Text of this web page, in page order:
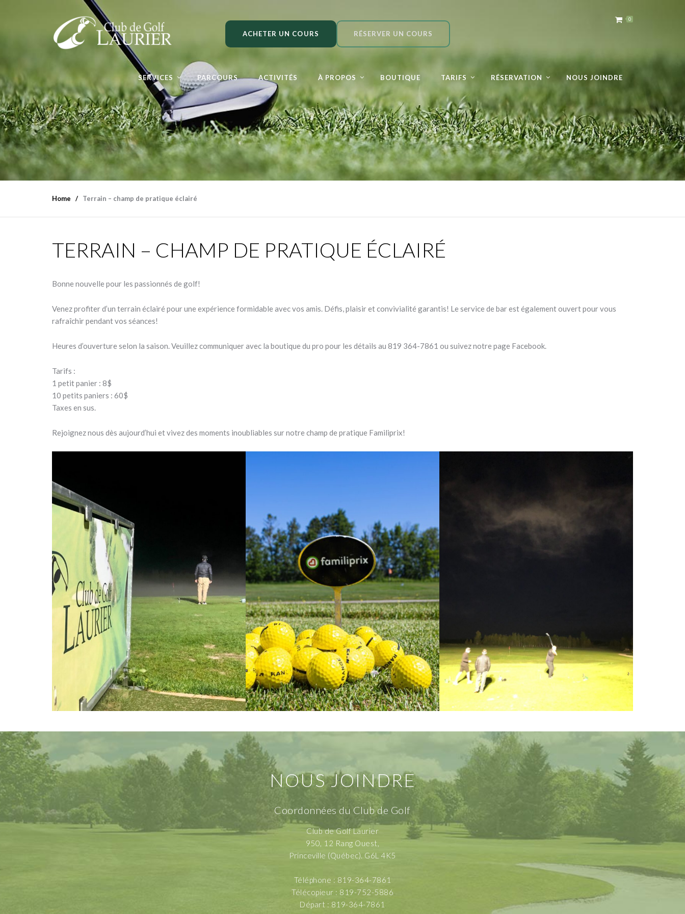
ACHETER UN COURS RÉSERVER UN COURS
0
SERVICES PARCOURS ACTIVITÉS À PROPOS BOUTIQUE TARIFS RÉSERVATION NOUS JOINDRE
Home Terrain – champ de pratique éclairé
TERRAIN – CHAMP DE PRATIQUE ÉCLAIRÉ
Bonne nouvelle pour les passionnés de golf!
Venez profiter d’un terrain éclairé pour une expérience formidable avec vos amis. Défis, plaisir et convivialité garantis! Le service de bar est également ouvert pour vous
rafraîchir pendant vos séances!
Heures d’ouverture selon la saison. Veuillez communiquer avec la boutique du pro pour les détails au 819 364-7861 ou suivez notre page Facebook.
Tarifs :
1 petit panier : 8$
10 petits paniers : 60$
Taxes en sus.
Rejoignez nous dès aujourd’hui et vivez des moments inoubliables sur notre champ de pratique Familiprix!
NOUS JOINDRE
Coordonnées du Club de Golf
Club de Golf Laurier
950, 12 Rang Ouest,
Princeville (Québec). G6L 4K5
Téléphone : 819-364-7861
Télécopieur : 819-752-5886
Départ : 819-364-7861